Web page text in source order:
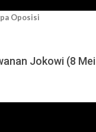
Oposisi
Jokowi (8 Mei